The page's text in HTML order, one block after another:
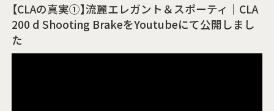
【CLAの真実①】流麗エレガント＆スポーティ｜CLA
200 d Shooting BrakeをYoutubeにて公開しまし
た